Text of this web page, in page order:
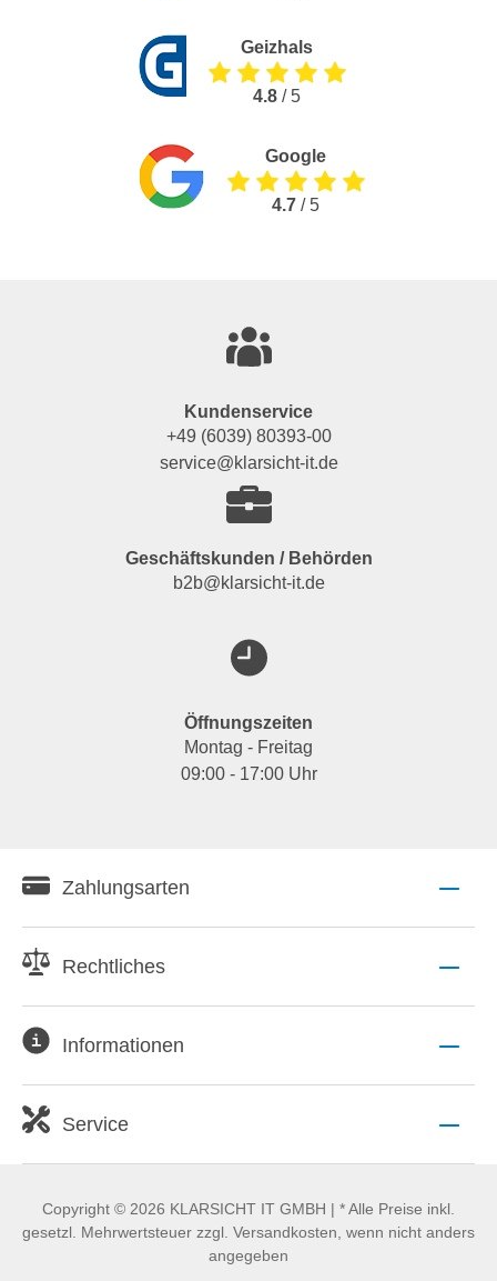
Geizhals
4.8 / 5
Google
4.7 / 5
Kundenservice
+49 (6039) 80393-00
service@klarsicht-it.de
Geschäftskunden / Behörden
b2b@klarsicht-it.de
Öffnungszeiten
Montag - Freitag
09:00 - 17:00 Uhr
Zahlungsarten
Rechtliches
Informationen
Service
Copyright © 2026 KLARSICHT IT GMBH | * Alle Preise inkl.
gesetzl. Mehrwertsteuer zzgl. Versandkosten, wenn nicht anders
angegeben